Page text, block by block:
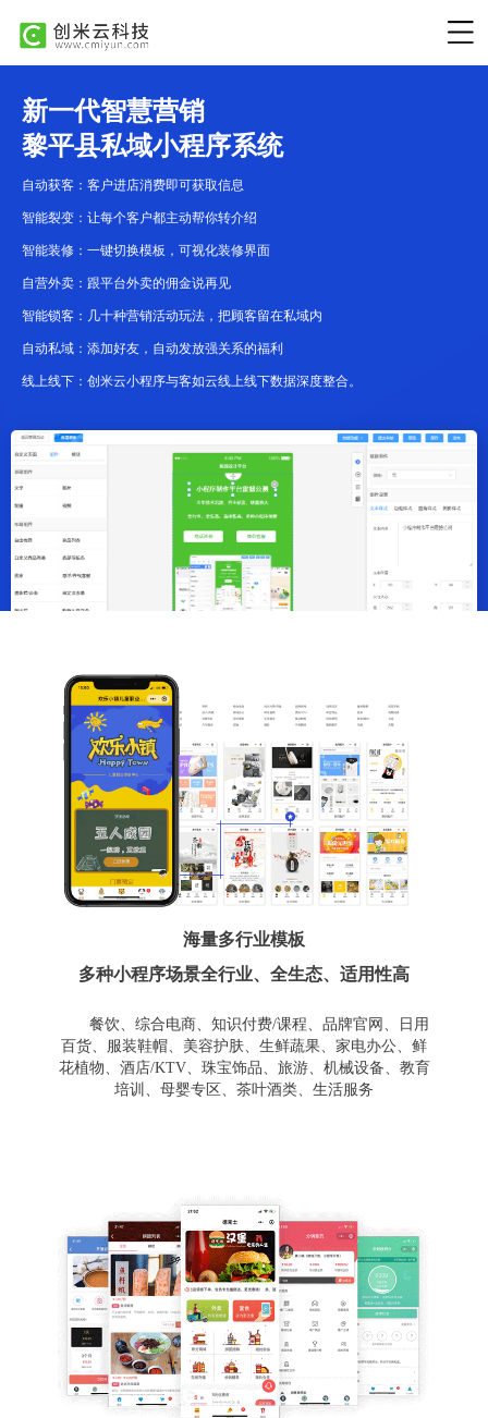
新一代智慧营销
黎平县私域小程序系统
自动获客：客户进店消费即可获取信息
智能裂变：让每个客户都主动帮你转介绍
智能装修：一键切换模板，可视化装修界面
自营外卖：跟平台外卖的佣金说再见
智能锁客：几十种营销活动玩法，把顾客留在私域内
自动私域：添加好友，自动发放强关系的福利
线上线下：创米云小程序与客如云线上线下数据深度整合。
海量多行业模板
多种小程序场景全行业、全生态、适用性高
餐饮、综合电商、知识付费/课程、品牌官网、日用
百货、服装鞋帽、美容护肤、生鲜蔬果、家电办公、鲜
花植物、酒店/KTV、珠宝饰品、旅游、机械设备、教育
培训、母婴专区、茶叶酒类、生活服务